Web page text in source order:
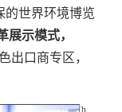
的世界环境博览
示模式，
出口商专区，